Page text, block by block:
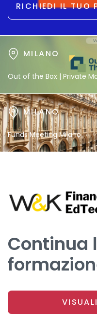
RICHIEDI IL TUO
MILANO
Out of the Box | Private
MILANO
Funds Meeting Milano
Continua